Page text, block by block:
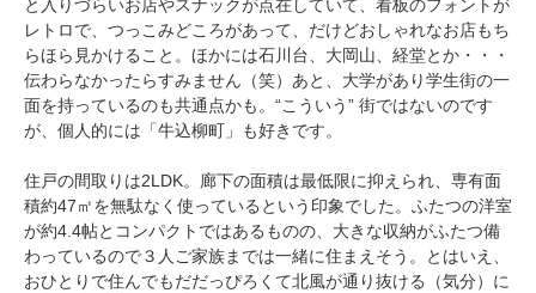
と入りづらいお店やスナックが点在していて、看板のフォントが
レトロで、つっこみどころがあって、だけどおしゃれなお店もち
らほら見かけること。ほかには石川台、大岡山、経堂とか・・・
伝わらなかったらすみません（笑）あと、大学があり学生街の一
面を持っているのも共通点かも。“こういう” 街ではないのです
が、個人的には「牛込柳町」も好きです。
住戸の間取りは2LDK。廊下の面積は最低限に抑えられ、専有面
積約47㎡を無駄なく使っているという印象でした。ふたつの洋室
が約4.4帖とコンパクトではあるものの、大きな収納がふたつ備
わっているので３人ご家族までは一緒に住まえそう。とはいえ、
おひとりで住んでもだだっぴろくて北風が通り抜ける（気分）に